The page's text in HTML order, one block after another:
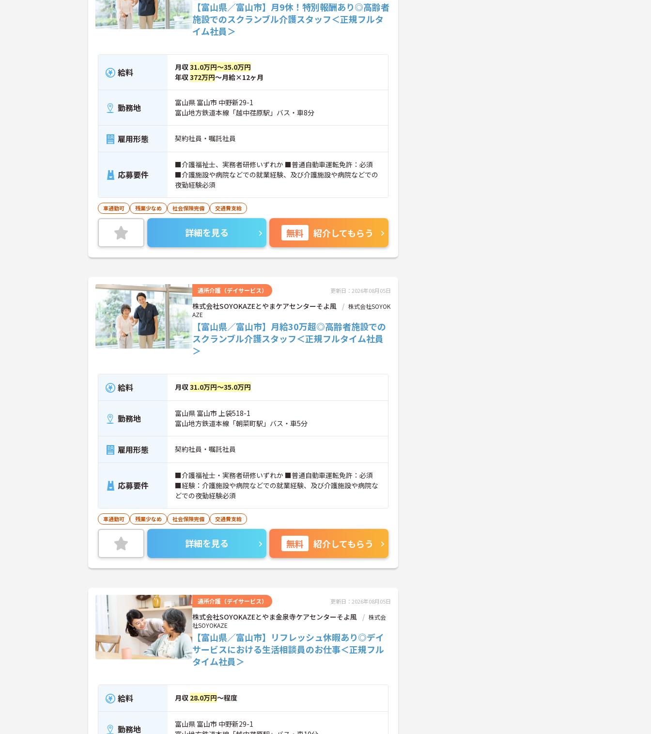
【富山県／富山市】月9休！特別報酬あり◎高齢者
施設でのスクランブル介護スタッフ＜正規フルタ
イム社員＞
給料 月収31.0万円～35.0万円
年収372万円～月給×12ヶ月
勤務地
富山県 富山市 中野新29-1
富山地方鉄道本線「越中荏原駅」バス・車8分
雇用形態 契約社員・嘱託社員
応募要件
■介護福祉士、実務者研修いずれか ■普通自動車運転免許：必須
■介護施設や病院などでの就業経験、及び介護施設や病院などでの
夜勤経験必須
車通勤可 残業少なめ 社会保険完備 交通費支給
詳細を見る 無料 紹介してもらう
通所介護（デイサービス） 更新日：2026年08月05日
株式会社SOYOKAZEとやまケアセンターそよ風
株式会社SOYOK
AZE
【富山県／富山市】月給30万超◎高齢者施設での
スクランブル介護スタッフ＜正規フルタイム社員
＞
給料 月収31.0万円～35.0万円
勤務地
富山県 富山市 上袋518-1
富山地方鉄道本線「朝菜町駅」バス・車5分
雇用形態 契約社員・嘱託社員
応募要件
■介護福祉士・実務者研修いずれか ■普通自動車運転免許：必須
■経験：介護施設や病院などでの就業経験、及び介護施設や病院な
どでの夜勤経験必須
車通勤可 残業少なめ 社会保険完備 交通費支給
詳細を見る 無料 紹介してもらう
通所介護（デイサービス） 更新日：2026年08月05日
株式会社SOYOKAZEとやま金泉寺ケアセンターそよ風
株式会
社SOYOKAZE
【富山県／富山市】リフレッシュ休暇あり◎デイ
サービスにおける生活相談員のお仕事＜正規フル
タイム社員＞
給料 月収 28.0万円～程度
勤務地
富山県 富山市 中野新29-1